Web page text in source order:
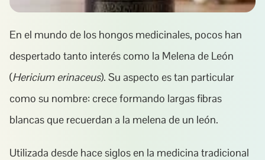
En el mundo de los hongos medicinales, pocos han
despertado tanto interés como la Melena de León
(Hericium erinaceus). Su aspecto es tan particular
como su nombre: crece formando largas fibras
blancas que recuerdan a la melena de un león.
Utilizada desde hace siglos en la medicina tradicional